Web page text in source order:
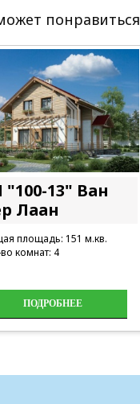
понравиться
"100-13" Ван
Лаан
площадь: 151 м.кв.
комнат: 4
ПОДРОБНЕЕ